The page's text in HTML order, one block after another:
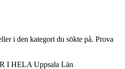
i den kategori du sökte på. Prova
I HELA Uppsala Län